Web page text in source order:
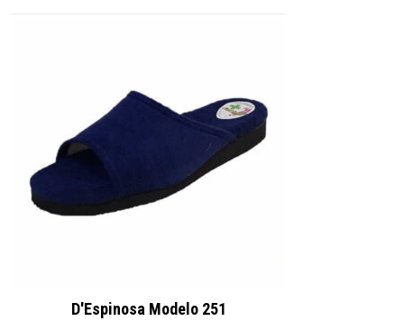
D'Espinosa Modelo 251